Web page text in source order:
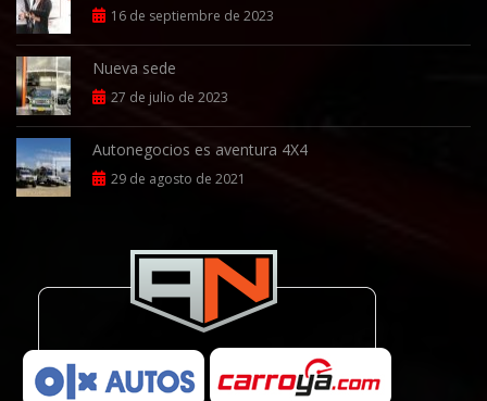
16 de septiembre de 2023
Nueva sede
27 de julio de 2023
Autonegocios es aventura 4X4
29 de agosto de 2021